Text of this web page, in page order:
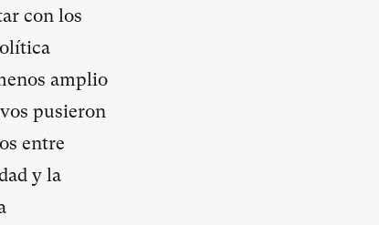
con los
amplio
pusieron
entre
y la